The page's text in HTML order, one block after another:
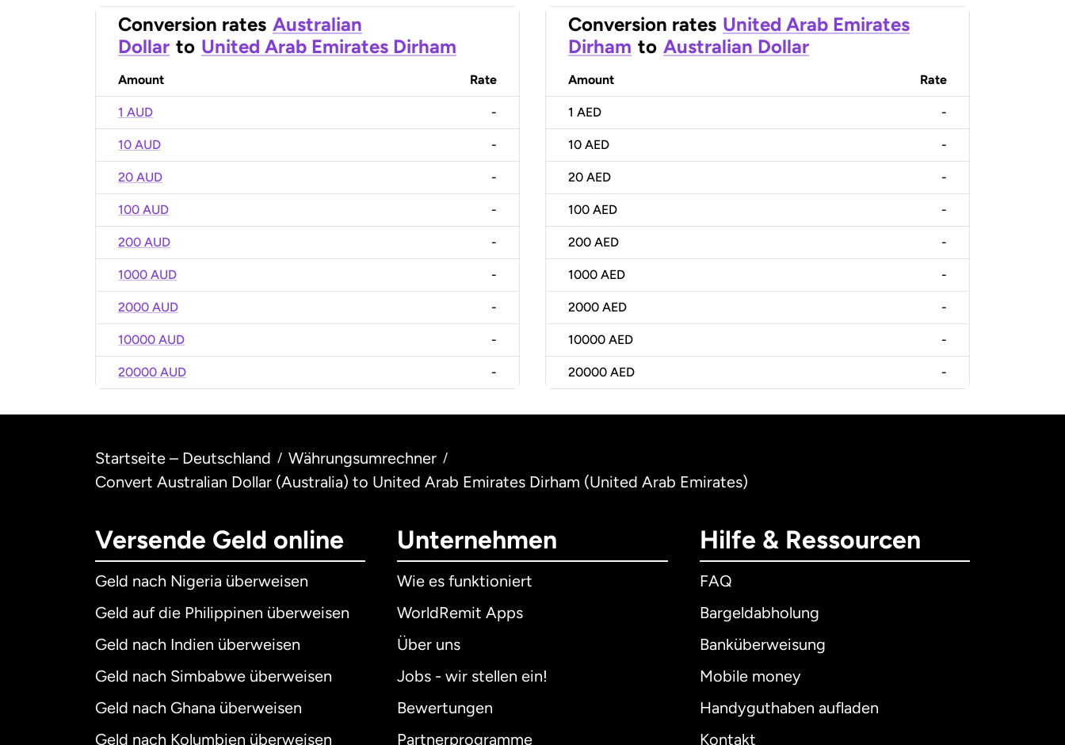
Conversion rates Australian
Dollar to United Arab Emirates Dirham
Amount Rate
1 AUD -
10 AUD -
20 AUD -
100 AUD -
200 AUD -
1000 AUD -
2000 AUD -
10000 AUD -
20000 AUD -
Conversion rates United Arab Emirates
Dirham to Australian Dollar
Amount Rate
1 AED -
10 AED -
20 AED -
100 AED -
200 AED -
1000 AED -
2000 AED -
10000 AED -
20000 AED -
Startseite – Deutschland / Währungsumrechner /
Convert Australian Dollar (Australia) to United Arab Emirates Dirham (United Arab Emirates)
Versende Geld online
Geld nach Nigeria überweisen
Geld auf die Philippinen überweisen
Geld nach Indien überweisen
Geld nach Simbabwe überweisen
Geld nach Ghana überweisen
Geld nach Kolumbien überweisen
Unternehmen
Wie es funktioniert
WorldRemit Apps
Über uns
Jobs - wir stellen ein!
Bewertungen
Partnerprogramme
Hilfe & Ressourcen
FAQ
Bargeldabholung
Banküberweisung
Mobile money
Handyguthaben aufladen
Kontakt